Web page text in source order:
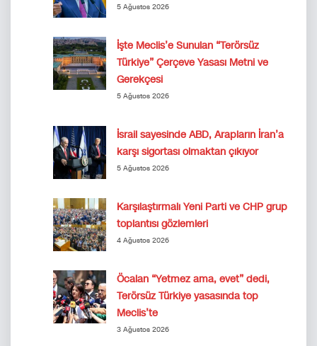
5 Ağustos 2026
İşte Meclis’e Sunulan “Terörsüz
Türkiye” Çerçeve Yasası Metni ve
Gerekçesi
5 Ağustos 2026
İsrail sayesinde ABD, Arapların İran’a
karşı sigortası olmaktan çıkıyor
5 Ağustos 2026
Karşılaştırmalı Yeni Parti ve CHP grup
toplantısı gözlemleri
4 Ağustos 2026
Öcalan “Yetmez ama, evet” dedi,
Terörsüz Türkiye yasasında top
Meclis’te
3 Ağustos 2026